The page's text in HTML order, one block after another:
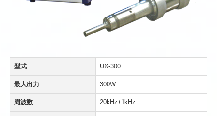
型式 UX-300
最大出力 300W
周波数 20kHz±1kHz